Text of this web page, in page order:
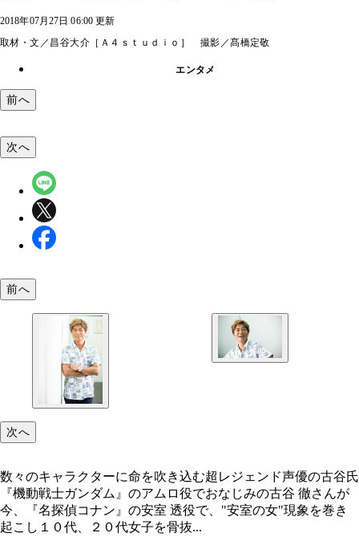
2018年07月27日 06:00 更新
取材・文／昌谷大介［Ａ４ｓｔｕｄｉｏ］ 撮影／髙橋定敬
エンタメ
前へ
還暦超えながら安室 透を演じたことでＪＣ（女子
生）、ＪＫ（女子高生）、ＯＬからキャーキャー
る事態に。ご本人も喜びながら困惑！
次へ
前へ
次へ
数々のキャラクターに命を吹き込む超レジェンド声優の古谷氏
『機動戦士ガンダム』のアムロ役でおなじみの古谷 徹さんが
今、『名探偵コナン』の安室 透役で、"安室の女"現象を巻き
起こし１０代、２０代女子を骨抜...